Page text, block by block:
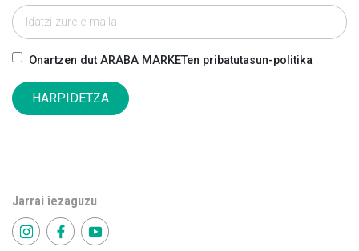
Onartzen dut ARABA MARKETen pribatutasun-politika
HARPIDETZA
Jarrai iezaguzu